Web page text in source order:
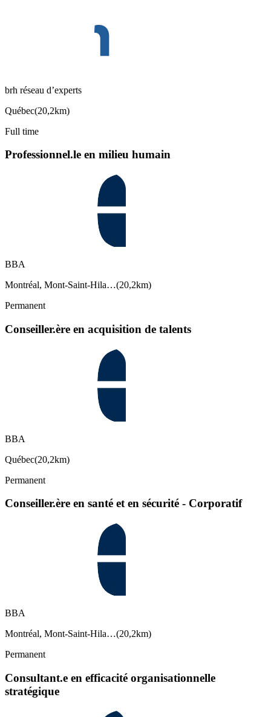
brh réseau d’experts
Québec(20,2km)
Full time
Professionnel.le en milieu humain
BBA
Montréal, Mont-Saint-Hila…(20,2km)
Permanent
Conseiller.ère en acquisition de talents
BBA
Québec(20,2km)
Permanent
Conseiller.ère en santé et en sécurité - Corporatif
BBA
Montréal, Mont-Saint-Hila…(20,2km)
Permanent
Consultant.e en efficacité organisationnelle
stratégique